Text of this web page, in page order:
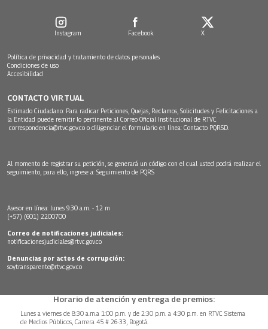
Instagram Facebook X
Política de privacidad y tratamiento de datos personales
Condiciones de uso
Accesibilidad
CONTACTO VIRTUAL
Estimado Ciudadano: Para radicar Peticiones, Quejas, Reclamos, Solicitudes y Felicitaciones a
la Entidad puede remitir lo pertinente al Correo Oficial Institucional de RTVC
correspondencia@rtvc.gov.co o diligenciar el formulario en línea: Contacto PQRSD.
Al momento de registrar su petición, se generará un código con el cual usted podrá realizar el
seguimiento, para ello, ingrese a: Seguimiento de PQRS
Asesor en línea: lunes 9:30 a.m. - 12 m
(+57) (601) 2200700
Correo de notificaciones judiciales:
notificacionesjudiciales@rtvc.gov.co
Denuncias por actos de corrupción:
soytransparente@rtvc.gov.co
Horario de atención y entrega de premios:
Lunes a viernes de 8:30 a.m.a 1:00 p.m. y de 2:30 p.m. a 4:30 p.m. en RTVC Sistema
de Medios Públicos, Carrera 45 # 26-33, Bogotá.